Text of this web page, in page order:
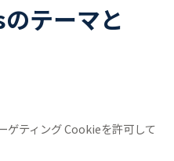
テーマと
ゲティング Cookieを許可して